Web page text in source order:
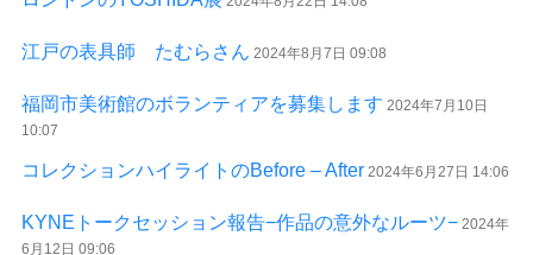
江戸の表具師 たむらさん 2024年8月7日 09:08
福岡市美術館のボランティアを募集します 2024年7月10日
10:07
コレクションハイライトのBefore – After 2024年6月27日 14:06
KYNEトークセッション報告−作品の意外なルーツ− 2024年
6月12日 09:06